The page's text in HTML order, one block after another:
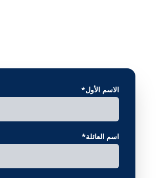
الاسم الأول*
اسم العائلة*